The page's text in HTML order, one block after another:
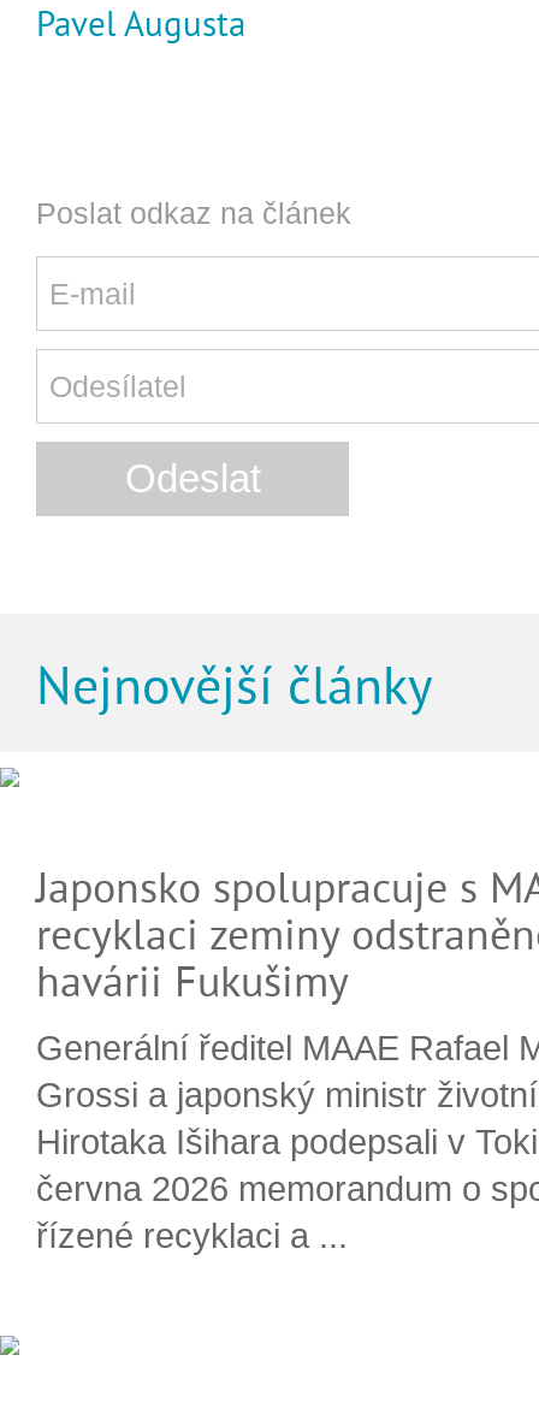
Pavel Augusta
Poslat odkaz na článek
Nejnovější články
Japonsko spolupracuje s
recyklaci zeminy
havárii Fukušimy
Generální ředitel MAAE Rafael
Grossi a japonský ministr
Hirotaka Išihara podepsali v
června 2026 memorandum o
řízené recyklaci a ...